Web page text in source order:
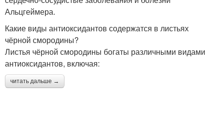
Альцгеймера.
Какие виды антиоксидантов содержатся в листьях
чёрной смородины?
Листья чёрной смородины богаты различными видами
антиоксидантов, включая:
читать дальше →